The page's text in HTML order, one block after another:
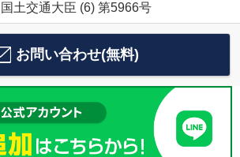
国土交通大臣 (6) 第5966号
お問い合わせ(無料)